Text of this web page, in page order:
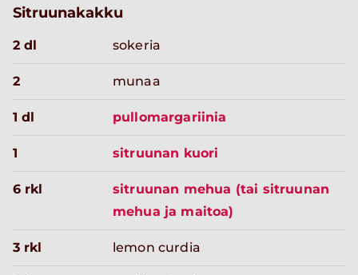
Sitruunakakku
2 dl sokeria
2 munaa
1 dl pullomargariinia
1 sitruunan kuori
6 rkl
sitruunan mehua (tai sitruunan
mehua ja maitoa)
3 rkl lemon curdia